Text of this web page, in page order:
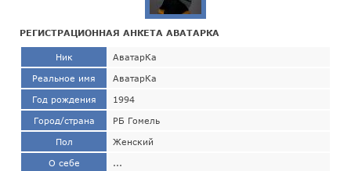
РЕГИСТРАЦИОННАЯ АНКЕТА АВАТАРКА
Ник АватарКа
Реальное имя АватарКа
Год рождения 1994
Город/страна РБ Гомель
Пол Женский
О себе